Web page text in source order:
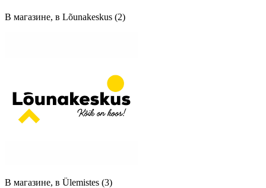
В магазине, в Lõunakeskus (2)
В магазине, в Ülemistes (3)